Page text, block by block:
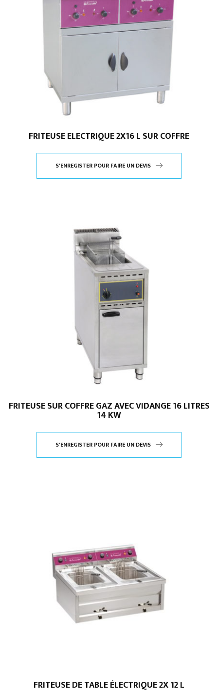
FRITEUSE ELECTRIQUE 2X16 L SUR COFFRE
S'ENREGISTER POUR FAIRE UN DEVIS
FRITEUSE SUR COFFRE GAZ AVEC VIDANGE 16 LITRES
14 KW
S'ENREGISTER POUR FAIRE UN DEVIS
FRITEUSE DE TABLE ÉLECTRIQUE 2X 12 L